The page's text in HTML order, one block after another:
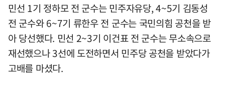
민선 1기 정하모 전 군수는 민주자유당, 4~5기 김동성
전 군수와 6~7기 류한우 전 군수는 국민의힘 공천을 받
아 당선했다. 민선 2~3기 이건표 전 군수는 무소속으로
재선했으나 3선에 도전하면서 민주당 공천을 받았다가
고배를 마셨다.